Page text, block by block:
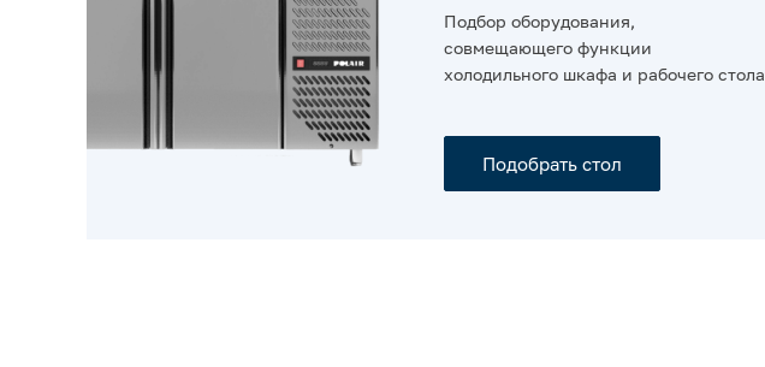
Подбор оборудования,
совмещающего функции
холодильного шкафа и рабочего стола
Подобрать стол